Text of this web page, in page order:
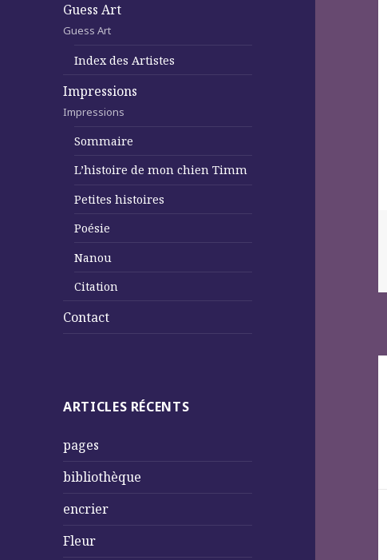
Guess Art
Guess Art
Index des Artistes
Impressions
Impressions
Sommaire
L’histoire de mon chien Timm
Petites histoires
Poésie
Nanou
Citation
Contact
ARTICLES RÉCENTS
pages
bibliothèque
encrier
Fleur